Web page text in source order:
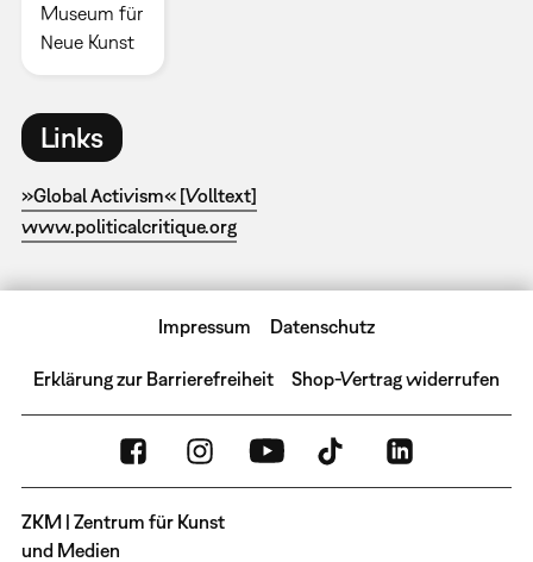
Museum für
Neue Kunst
Links
»Global Activism« [Volltext]
www.politicalcritique.org
Impressum Datenschutz
Erklärung zur Barrierefreiheit Shop-Vertrag widerrufen
ZKM | Zentrum für Kunst
und Medien